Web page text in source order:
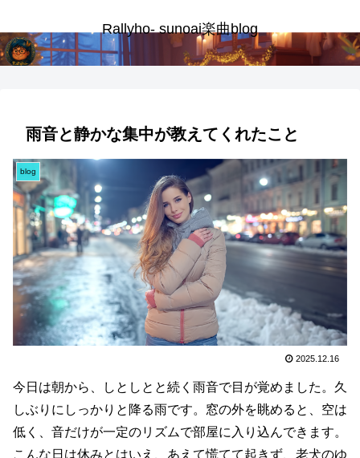
Rallyho- sunoai楽曲blog
雨音と静かな集中が教えてくれたこと
blog
2025.12.16
今日は朝から、しとしとと続く雨音で目が覚めました。久
しぶりにしっかりと降る雨です。窓の外を眺めると、空は
低く、音だけが一定のリズムで部屋に入り込んできます。
こんな日は休みとはいえ、あえて慌てて起きず、老犬のゆ